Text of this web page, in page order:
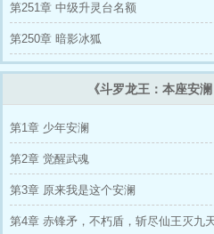
第251章 中级升灵台名额
第250章 暗影冰狐
《斗罗龙王：本座安
第1章 少年安澜
第2章 觉醒武魂
第3章 原来我是这个安澜
第4章 赤锋矛，不朽盾，斩尽仙王灭九天